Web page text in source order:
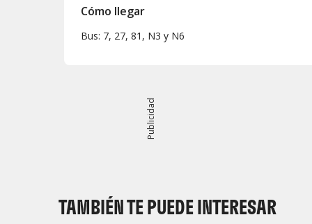
Cómo llegar
Bus: 7, 27, 81, N3 y N6
Publicidad
TAMBIÉN TE PUEDE INTERESAR